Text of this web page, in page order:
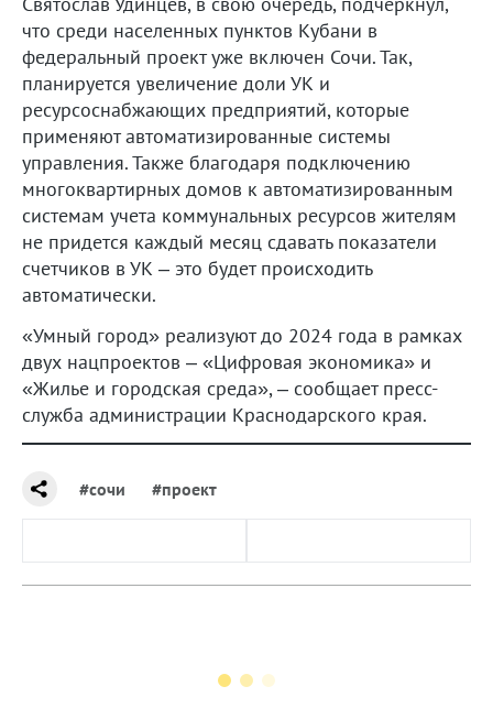
что среди населенных пунктов Кубани в
федеральный проект уже включен Сочи. Так,
планируется увеличение доли УК и
ресурсоснабжающих предприятий, которые
применяют автоматизированные системы
управления. Также благодаря подключению
многоквартирных домов к автоматизированным
системам учета коммунальных ресурсов жителям
не придется каждый месяц сдавать показатели
счетчиков в УК – это будет происходить
автоматически.
«Умный город» реализуют до 2024 года в рамках
двух нацпроектов – «Цифровая экономика» и
«Жилье и городская среда», – сообщает пресс-
служба администрации Краснодарского края.
#сочи #проект